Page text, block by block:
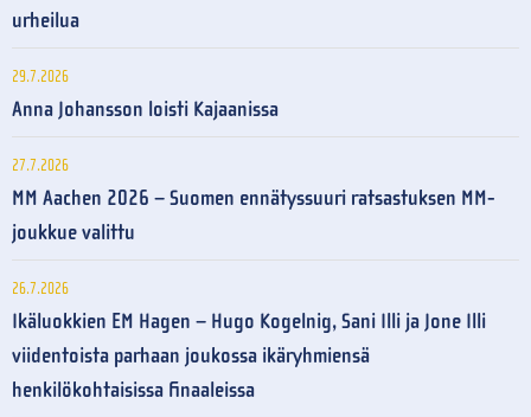
urheilua
29.7.2026
Anna Johansson loisti Kajaanissa
27.7.2026
MM Aachen 2026 – Suomen ennätyssuuri ratsastuksen MM-
joukkue valittu
26.7.2026
Ikäluokkien EM Hagen – Hugo Kogelnig, Sani Illi ja Jone Illi
viidentoista parhaan joukossa ikäryhmiensä
henkilökohtaisissa finaaleissa